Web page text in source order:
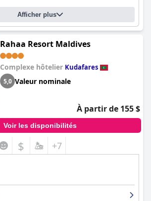
Afficher plus
Rahaa Resort Maldives
Complexe hôtelier Kudafares
5,0 Valeur nominale
À partir de 155 $
Voir les disponibilités
$ +7